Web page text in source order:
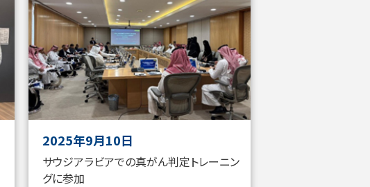
2025年9月10日
サウジアラビアでの真がん判定トレーニン
グに参加